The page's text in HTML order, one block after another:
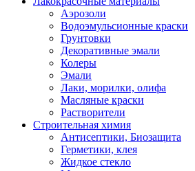
Аэрозоли
Водоэмульсионные краски
Грунтовки
Декоративные эмали
Колеры
Эмали
Лаки, морилки, олифа
Масляные краски
Растворители
Строительная химия
Антисептики, Биозащита
Герметики, клея
Жидкое стекло